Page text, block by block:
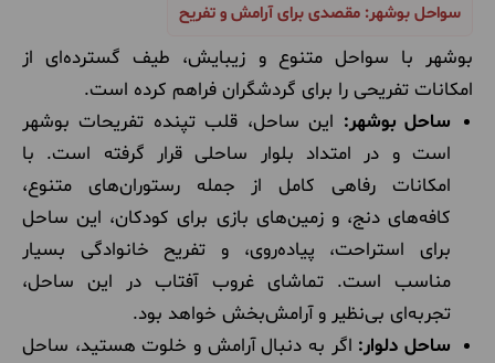
سواحل بوشهر: مقصدی برای آرامش و تفریح
بوشهر با سواحل متنوع و زیبایش، طیف گسترده‌ای از
امکانات تفریحی را برای گردشگران فراهم کرده است.
ساحل بوشهر: این ساحل، قلب تپنده تفریحات بوشهر
است و در امتداد بلوار ساحلی قرار گرفته است. با
امکانات رفاهی کامل از جمله رستوران‌های متنوع،
کافه‌های دنج، و زمین‌های بازی برای کودکان، این ساحل
برای استراحت، پیاده‌روی، و تفریح خانوادگی بسیار
مناسب است. تماشای غروب آفتاب در این ساحل،
تجربه‌ای بی‌نظیر و آرامش‌بخش خواهد بود.
ساحل دلوار: اگر به دنبال آرامش و خلوت هستید، ساحل